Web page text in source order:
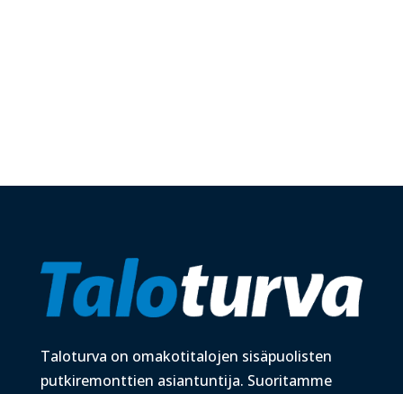
Taloturva on omakotitalojen sisäpuolisten
putkiremonttien asiantuntija. Suoritamme